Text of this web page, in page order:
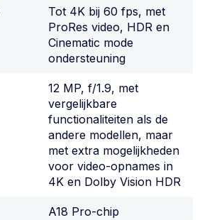
Tot 4K bij 60 fps, met
ProRes video, HDR en
Cinematic mode
ondersteuning
12 MP, f/1.9, met
vergelijkbare
functionaliteiten als de
andere modellen, maar
met extra mogelijkheden
voor video-opnames in
4K en Dolby Vision HDR
A18 Pro-chip